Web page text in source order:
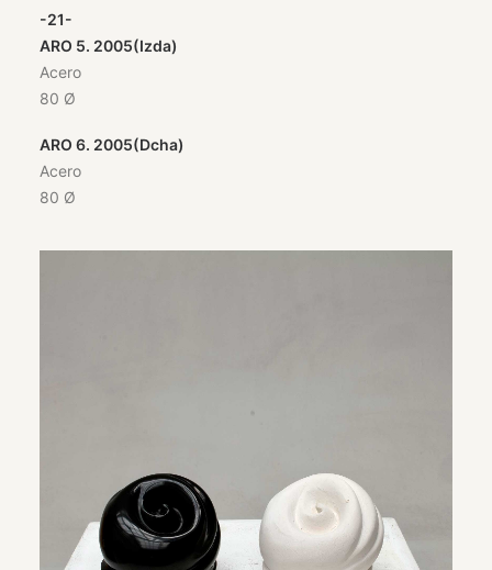
-21-
ARO 5. 2005(Izda)
Acero
80 Ø
ARO 6. 2005(Dcha)
Acero
80 Ø